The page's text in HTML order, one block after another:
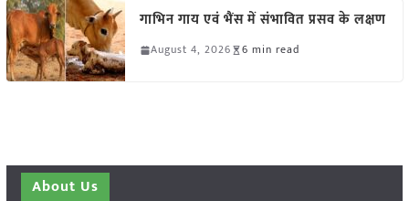
गाभिन गाय एवं भैंस में संभावित प्रसव के लक्षण
August 4, 2026 6 min read
About Us